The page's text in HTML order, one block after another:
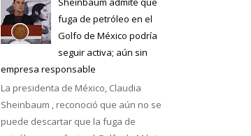
fuga de petróleo en el
Golfo de México podría
seguir activa; aún sin
empresa responsable
La presidenta de México, Claudia
Sheinbaum , reconoció que aún no se
puede descartar que la fuga de